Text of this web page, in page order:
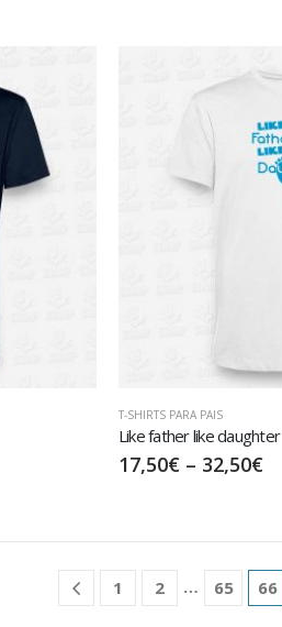
T-SHIRTS PARA PAIS
Like father like daughter
17,50€– 32,50€
1 2 … 65 66